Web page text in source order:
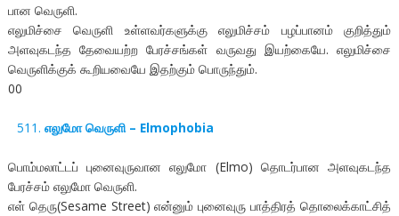
பான வெருளி.
எலுமிச்சை வெருளி உள்ளவர்களுக்கு எலுமிச்சம் பழப்பானம் குறித்தும்
அளவுகடந்த தேவையற்ற பேரச்சங்கள் வருவது இயற்கையே. எலுமிச்சை
வெருளிக்குக் கூறியவையே இதற்கும் பொருந்தும்.
00
எலுமோ வெருளி – Elmophobia
பொம்மலாட்டப் புனைவுருவான எலுமோ (Elmo) தொடர்பான அளவுகடந்த
பேரச்சம் எலுமோ வெருளி.
எள் தெரு(Sesame Street) என்னும் புனைவுரு பாத்திரத் தொலைக்காட்சித்